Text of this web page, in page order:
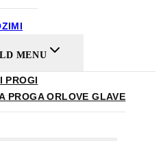
MENU
PROGI
PROGA ORLOVE GLAVE